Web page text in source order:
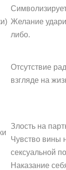
Желание
либо.
Отсутствие
взгляде на
Злость на
Чувство вины
сексуальной
Наказание